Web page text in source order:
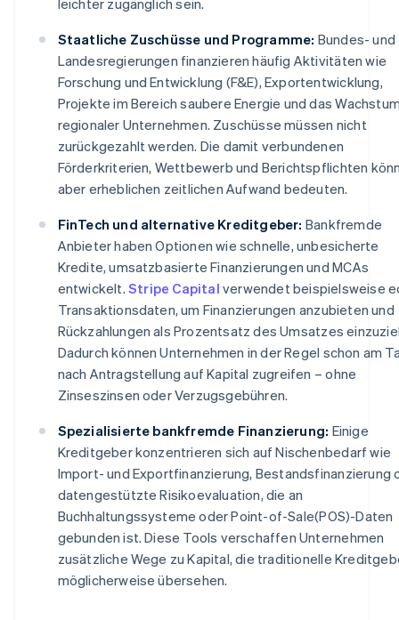
Staatliche Zuschüsse und Programme: Bundes- und
Landesregierungen finanzieren häufig Aktivitäten wie
Forschung und Entwicklung (F&E), Exportentwicklung,
Projekte im Bereich saubere Energie und das
regionaler Unternehmen. Zuschüsse müssen nicht
zurückgezahlt werden. Die damit verbundenen
Förderkriterien, Wettbewerb und Berichtspflichten
aber erheblichen zeitlichen Aufwand bedeuten.
FinTech und alternative Kreditgeber: Bankfremde
Anbieter haben Optionen wie schnelle, unbesicherte
Kredite, umsatzbasierte Finanzierungen und MCAs
entwickelt. Stripe Capital verwendet beispielsweise
Transaktionsdaten, um Finanzierungen anzubieten und
Rückzahlungen als Prozentsatz des Umsatzes
Dadurch können Unternehmen in der Regel schon am
nach Antragstellung auf Kapital zugreifen – ohne
Zinseszinsen oder Verzugsgebühren.
Spezialisierte bankfremde Finanzierung: Einige
Kreditgeber konzentrieren sich auf Nischenbedarf wie
Import- und Exportfinanzierung, Bestandsfinanzierung
datengestützte Risikoevaluation, die an
Buchhaltungssysteme oder Point-of-Sale(POS)-Daten
gebunden ist. Diese Tools verschaffen Unternehmen
zusätzliche Wege zu Kapital, die traditionelle
möglicherweise übersehen.